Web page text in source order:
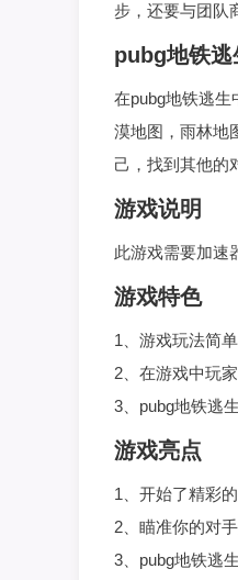
步，还要与团队
pubg地铁逃
在pubg地铁逃
漠地图，雨林地
己，找到其他的
游戏说明
此游戏需要加速
游戏特色
1、游戏玩法简
2、在游戏中玩
3、pubg地铁逃
游戏亮点
1、开始了精彩
2、瞄准你的对
3、pubg地铁逃